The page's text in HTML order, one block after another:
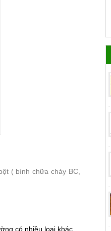
( bình chữa cháy BC,
có nhiều loại khác